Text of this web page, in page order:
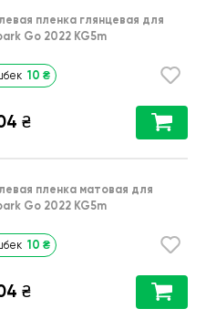
пленка глянцевая для
Go 2022 KG5m
10 ₴
₴
пленка матовая для
Go 2022 KG5m
10 ₴
₴